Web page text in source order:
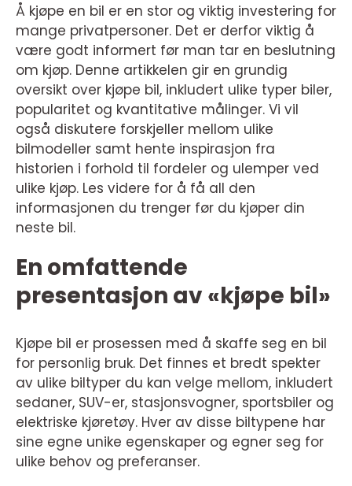
Å kjøpe en bil er en stor og viktig investering for
mange privatpersoner. Det er derfor viktig å
være godt informert før man tar en beslutning
om kjøp. Denne artikkelen gir en grundig
oversikt over kjøpe bil, inkludert ulike typer biler,
popularitet og kvantitative målinger. Vi vil
også diskutere forskjeller mellom ulike
bilmodeller samt hente inspirasjon fra
historien i forhold til fordeler og ulemper ved
ulike kjøp. Les videre for å få all den
informasjonen du trenger før du kjøper din
neste bil.
En omfattende
presentasjon av «kjøpe bil»
Kjøpe bil er prosessen med å skaffe seg en bil
for personlig bruk. Det finnes et bredt spekter
av ulike biltyper du kan velge mellom, inkludert
sedaner, SUV-er, stasjonsvogner, sportsbiler og
elektriske kjøretøy. Hver av disse biltypene har
sine egne unike egenskaper og egner seg for
ulike behov og preferanser.